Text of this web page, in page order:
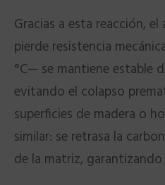
Gracias a esta reacción,
pierde resistencia
°C— se mantiene estable
evitando el colapso
superficies de madera o
similar: se retrasa la
de la matriz,